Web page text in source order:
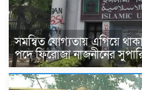
সমন্বিত যোগ্যতায় এগিয়ে
পদে ফিরোজা নাজনীনের